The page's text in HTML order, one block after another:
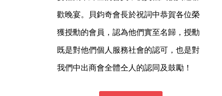
歡晚宴。貝鈞奇會長於祝詞中恭賀各位榮
獲授勳的會員，認為他們實至名歸，授勳
既是對他們個人服務社會的認可，也是對
我們中出商會全體仝人的認同及鼓勵！